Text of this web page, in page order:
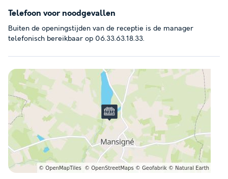
Telefoon voor noodgevallen
Buiten de openingstijden van de receptie is de manager
telefonisch bereikbaar op 06.33.63.18.33.